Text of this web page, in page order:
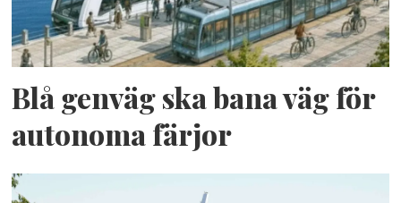
Blå genväg ska bana väg för
autonoma färjor